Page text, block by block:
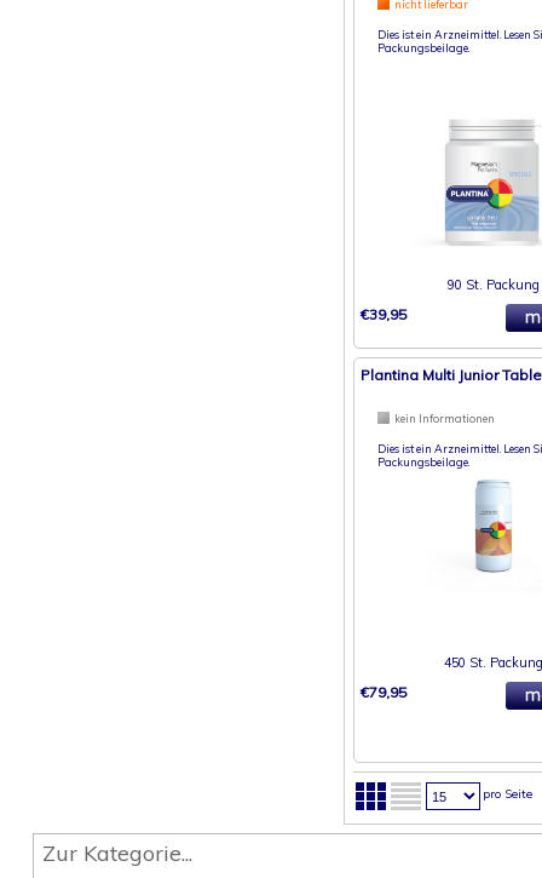
nicht lieferbar
Dies ist ein Arzneimittel. Lesen
Packungsbeilage.
90 St. Packung
€39,95
Plantina Multi Junior
kein Informationen
Dies ist ein Arzneimittel. Lesen
Packungsbeilage.
450 St. Packung
€79,95
pro Seite
Zur Kategorie...